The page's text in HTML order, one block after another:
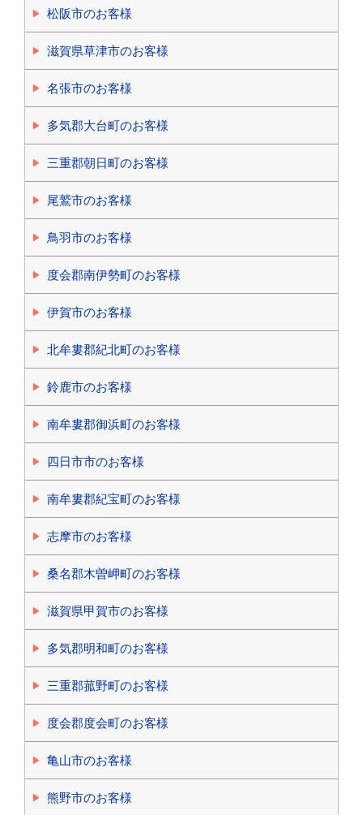
松阪市のお客様
滋賀県草津市のお客様
名張市のお客様
多気郡大台町のお客様
三重郡朝日町のお客様
尾鷲市のお客様
鳥羽市のお客様
度会郡南伊勢町のお客様
伊賀市のお客様
北牟婁郡紀北町のお客様
鈴鹿市のお客様
南牟婁郡御浜町のお客様
四日市市のお客様
南牟婁郡紀宝町のお客様
志摩市のお客様
桑名郡木曽岬町のお客様
滋賀県甲賀市のお客様
多気郡明和町のお客様
三重郡菰野町のお客様
度会郡度会町のお客様
亀山市のお客様
熊野市のお客様